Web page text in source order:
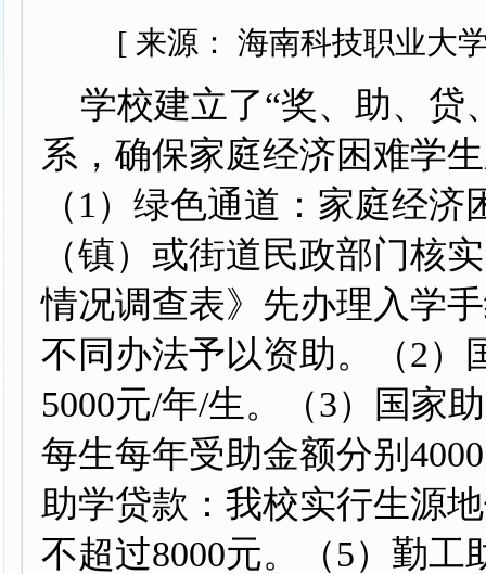
[ 来源： 海南科技职业大
学校建立了“奖、助、贷
系，确保家庭经济困难学
（1）绿色通道：家庭经
（镇）或街道民政部门核
情况调查表》先办理入学
不同办法予以资助。（2）
5000元/年/生。（3）国家
每生每年受助金额分别
助学贷款：我校实行生源
不超过8000元。（5）勤